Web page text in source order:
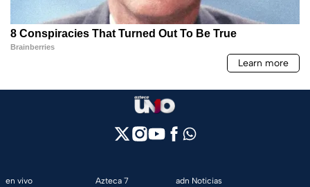
en vivo
Azteca 7
adn Noticias